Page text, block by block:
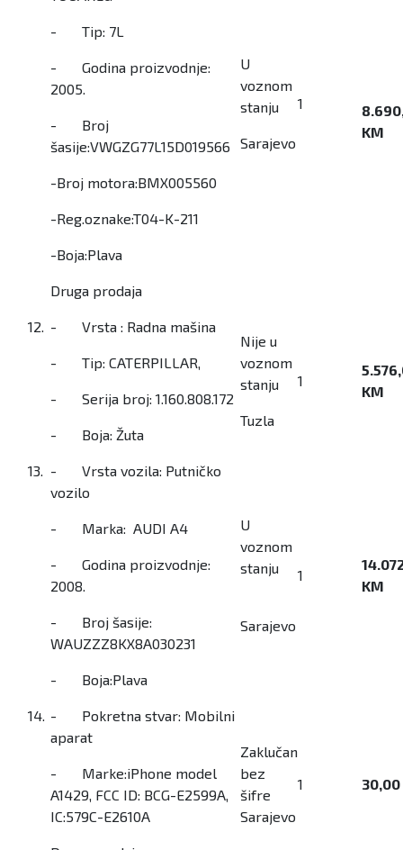
- Tip: 7L
- Godina proizvodnje:
2005.
- Broj
šasije:VWGZG77L15D019566
-Broj motora:BMX005560
-Reg.oznake:T04-K-211
-Boja:Plava
Druga prodaja
U
voznom
stanju
Sarajevo
1
KM
12. - Vrsta : Radna mašina
- Tip: CATERPILLAR,
- Serija broj: 1.160.808.172
- Boja: Žuta
Nije u
voznom
stanju
Tuzla
1
KM
13. - Vrsta vozila: Putničko
vozilo
- Marka: AUDI A4
- Godina proizvodnje:
2008.
- Broj šasije:
WAUZZZ8KX8A030231
- Boja:Plava
U
voznom
stanju
Sarajevo
1
KM
14. - Pokretna stvar: Mobilni
aparat
- Marke:iPhone model
A1429, FCC ID: BCG-E2599A,
IC:579C-E2610A
Zaklučan
bez
šifre
Sarajevo
1 30,00